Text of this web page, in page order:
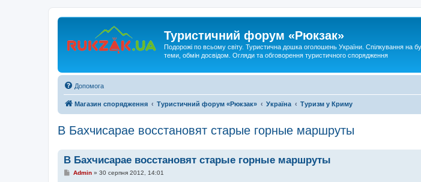
Туристичний форум «Рюкзак»
Подорожі по всьому світу. Туристична дошка оголошень України. Спілкування на
теми, обмін досвідом. Огляди та обговорення туристичного спорядження
Допомога
Магазин спорядження Туристичний форум «Рюкзак» Україна Туризм у Криму
В Бахчисарае восстановят старые горные маршруты
В Бахчисарае восстановят старые горные маршруты
ПAdmin» 30 серпня 2012, 14:01